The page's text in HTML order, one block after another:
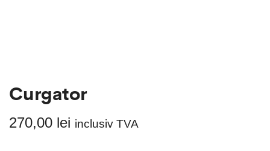
Curgator
270,00 lei inclusiv TVA